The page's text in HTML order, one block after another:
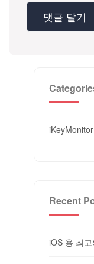
iKeyMonitor
Recent
iOS 용 최